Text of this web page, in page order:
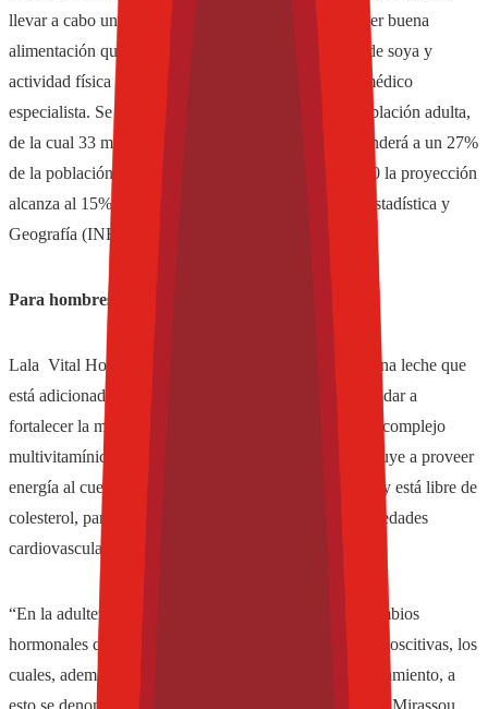
llevar a cabo una terapia de reemplazo hormonal, tener buena
alimentación que incluya productos con isoflavonas de soya y
actividad física adecuada, además de consultar a su médico
especialista. Se estima que para el 2050 crecerá la población adulta,
de la cual 33 millones serán mujeres, lo que corresponderá a un 27%
de la población total en México, mientras que en 2010 la proyección
alcanza al 15%, de acuerdo al Instituto Nacional de Estadística y
Geografía (INEGI).
Para hombres
Lala Vital Hombre Deslactosada Multivitamínica es una leche que
está adicionada con DHA y Magnesio que pueden ayudar a
fortalecer la memoria. Está enriquecida con un amplio complejo
multivitamínico, entre ellos el Complejo B que contribuye a proveer
energía al cuerpo. También contiene DHA (Omega 3) y está libre de
colesterol, para ayudar a reducir los riesgos de enfermedades
cardiovasculares, junto con otros factores.
“En la adultez media los hombres empiezan a tener cambios
hormonales que inhiben ciertas funciones físicas y cognoscitivas, los
cuales, además, inducen modificaciones en el comportamiento, a
esto se denomina andropausia”, comentó el Dr. Manuel Mirassou